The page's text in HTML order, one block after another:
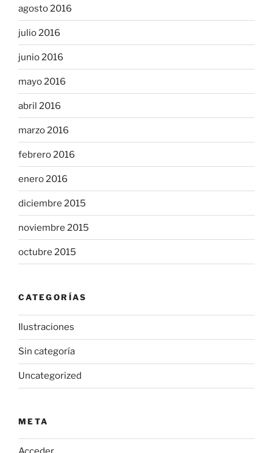
agosto 2016
julio 2016
junio 2016
mayo 2016
abril 2016
marzo 2016
febrero 2016
enero 2016
diciembre 2015
noviembre 2015
octubre 2015
CATEGORÍAS
Ilustraciones
Sin categoría
Uncategorized
META